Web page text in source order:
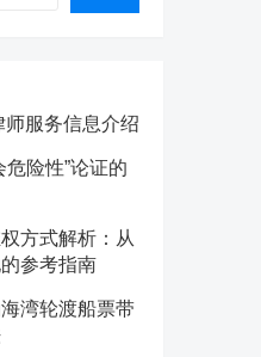
服务信息介绍
险性”论证的
方式解析：从
参考指南
湾轮渡船票带